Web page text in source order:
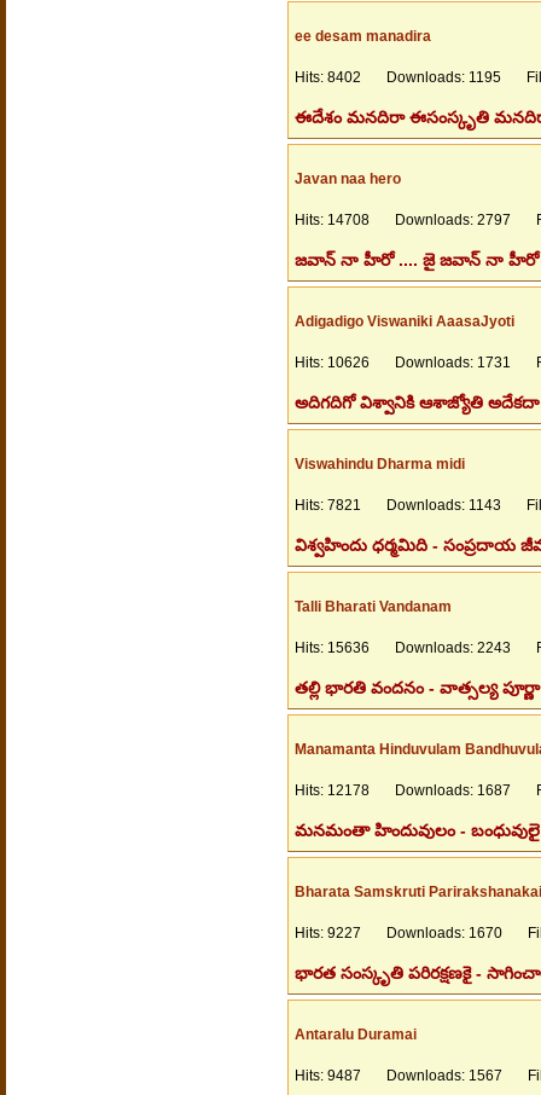
ee desam manadira
Hits: 8402 Downloads: 1195
ఈదేశం మనదిరా ఈసంస్కృతి
Javan naa hero
Hits: 14708 Downloads: 2797
జవాన్ నా హీరో .... జై జవాన్ నా హీరో
Adigadigo Viswaniki AaasaJyoti
Hits: 10626 Downloads: 1731
అదిగదిగో విశ్వానికి ఆశాజ్యోతి అదేకదా
Viswahindu Dharma midi
Hits: 7821 Downloads: 1143
విశ్వహిందు ధర్మమిది - సంప్రదాయ
Talli Bharati Vandanam
Hits: 15636 Downloads: 2243
తల్లి భారతి వందనం - వాత్సల్య పూర్ణా
Manamanta Hinduvulam
Hits: 12178 Downloads: 1687
మనమంతా హిందువులం -
Bharata Samskruti Parirakshanakai
Hits: 9227 Downloads: 1670
భారత సంస్కృతి పరిరక్షణకై -
Antaralu Duramai
Hits: 9487 Downloads: 1567